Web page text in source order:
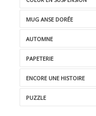
MUG ANSE DORÉE
AUTOMNE
PAPETERIE
ENCORE UNE HISTOIRE
PUZZLE